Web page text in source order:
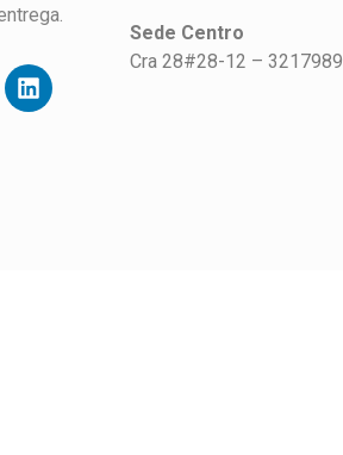
Sede Centro
Cra 28#28-12 –